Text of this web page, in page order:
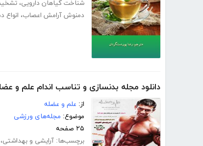
شناخت گیاهان دارویی،
دمنوش آرامش اعصاب، انواع
دانلود مجله بدنسازی و تناسب اندام علم و
از: علم و عضله
موضوع: مجله‌های ورزشی
۲۵ صفحه
برچسب‌ها: آرایشی و بهداشتی،